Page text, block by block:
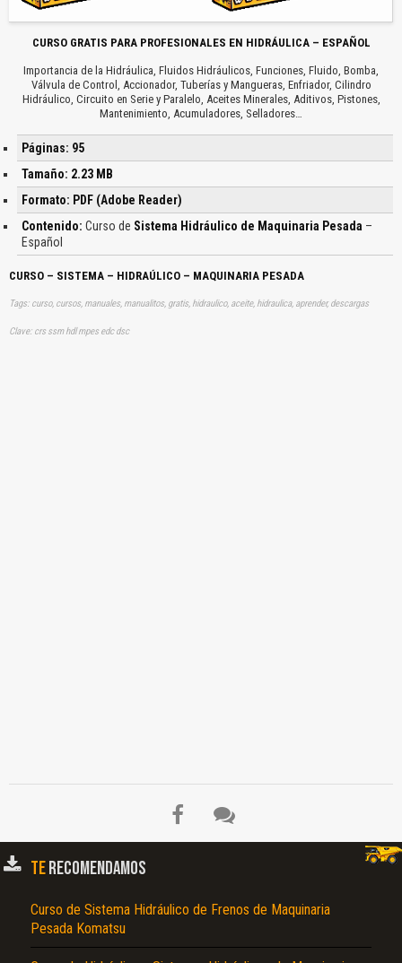
CURSO GRATIS PARA PROFESIONALES EN HIDRÁULICA – ESPAÑOL
Importancia de la Hidráulica, Fluidos Hidráulicos, Funciones, Fluido, Bomba,
Válvula de Control, Accionador, Tuberías y Mangueras, Enfriador, Cilindro
Hidráulico, Circuito en Serie y Paralelo, Aceites Minerales, Aditivos, Pistones,
Mantenimiento, Acumuladores, Selladores…
Páginas: 95
Tamaño: 2.23 MB
Formato: PDF (Adobe Reader)
Contenido: Curso de Sistema Hidráulico de Maquinaria Pesada –
Español
CURSO – SISTEMA – HIDRAÚLICO – MAQUINARIA PESADA
Tags: curso, cursos, manuales, manualitos, gratis, hidraulico, aceite, hidraulica, aprender, descargas
Clave: crs ssm hdl mpes edc dsc
TERECOMENDAMOS
Curso de Sistema Hidráulico de Frenos de Maquinaria
Pesada Komatsu